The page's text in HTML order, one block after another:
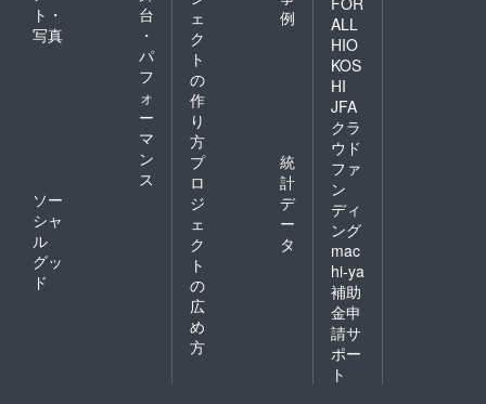
書きを
ト・
写真
台
・
パ
フ
ォ
ー
マ
ン
ス
ソー
シャ
ル
グッ
ド
ェ
ク
ト
の
作
り
方
例
プ
ロ
ジ
ェ
ク
ト
の
広
め
方
統
計
デ
ー
タ
ALL
HIO
KOS
HI
JFA
クラ
ウド
ファ
ン
ディ
ング
mac
hi-ya
補助
金申
請サ
ポー
ト